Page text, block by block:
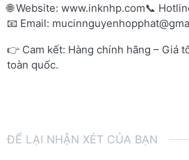
🌐 Website: www.inknhp.com📞
📧 Email:
👉 Cam kết: Hàng chính hãng – Giá
toàn quốc.
ĐỂ LẠI NHẬN XÉT CỦA BẠN